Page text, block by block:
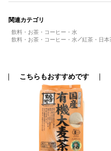
関連カテゴリ
飲料・お茶・コーヒー・水
飲料・お茶・コーヒー・水
紅茶・日本
こちらもおすすめです